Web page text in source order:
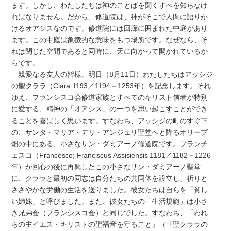
ます。しかし、わたしたちは神のことばを聞くすべを知らなけ
ればなりません。だから、修道院は、神がそこで人間に語りか
けるオアシスなのです。修道院には回廊に囲まれた中庭があり
ます。この中庭は象徴的な意味をもつ場所です。なぜなら、そ
れは閉じた空間であると同時に、天に向かって開かれているか
らです。
親愛なる友人の皆様。明日（8月11日）わたしたちはアッシジ
の聖クララ（Clara 1193／1194－1253年）を記念します。それ
ゆえ、フランシスコ会修道家族とすべてのキリスト信者が特別
に愛する、精神の「オアシス」の一つを思い起こすことができ
ることを喜ばしく思います。すなわち、アッシジの町のすぐ下
の、サンタ・マリア・デリ・アンジェリ聖堂へと降るオリーブ
畑の中にある、小さなサン・ダミアーノ修道院です。フランチ
ェスコ（Francesco; Franciscus Assisiensis 1181／1182－1226
年）が回心の後に再興したこの小さなサン・ダミアーノ聖堂
に、クララと最初の同志は自分たちの共同体を設立し、祈りと
ささやかな労働の生活を送りました。彼女たちは自らを「貧し
い姉妹」と呼びました。また、彼女たちの「生活規範」は小さ
き兄弟会（フランシスコ会）と同じでした。すなわち、「われ
らの主イエス・キリストの聖福音を守ること」（『聖クララの